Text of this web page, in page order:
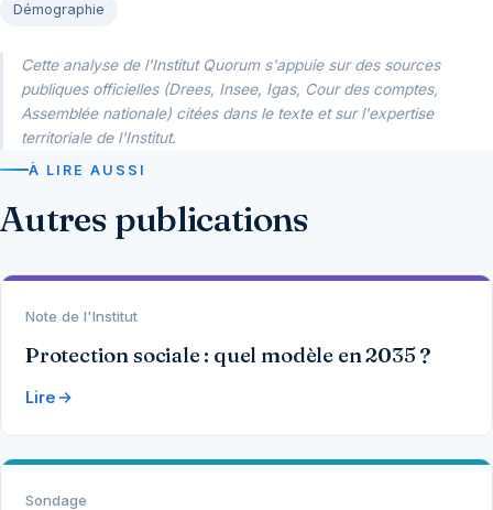
Démographie
Cette analyse de l'Institut Quorum s'appuie sur des sources
publiques officielles (Drees, Insee, Igas, Cour des comptes,
Assemblée nationale) citées dans le texte et sur l'expertise
territoriale de l'Institut.
À LIRE AUSSI
Autres publications
Note de l'Institut
Protection sociale : quel modèle en 2035 ?
Lire
Sondage